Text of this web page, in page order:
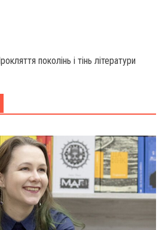
поколінь і тінь літератури